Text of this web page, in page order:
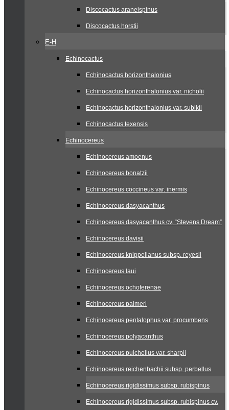
Discocactus araneispinus
Discocactus horstii
E-H
Echinocactus
Echinocactus horizonthalonius
Echinocactus horizonthalonius var. nicholii
Echinocactus horizonthalonius var. subikii
Echinocactus texensis
Echinocereus
Echinocereus amoenus
Echinocereus bonatzii
Echinocereus coccineus var. inermis
Echinocereus dasyacanthus
Echinocereus dasyacanthus cv. “Stevens Dream”
Echinocereus davisii
Echinocereus knippelianus subsp. reyesii
Echinocereus laui
Echinocereus ochoterenae
Echinocereus palmeri
Echinocereus pentalophus var. procumbens
Echinocereus polyacanthus
Echinocereus pulchellus var. sharpii
Echinocereus reichenbachii subsp. perbellus
Echinocereus rigidissimus subsp. rubispinus
Echinocereus rigidissimus subsp. rubispinus cv.